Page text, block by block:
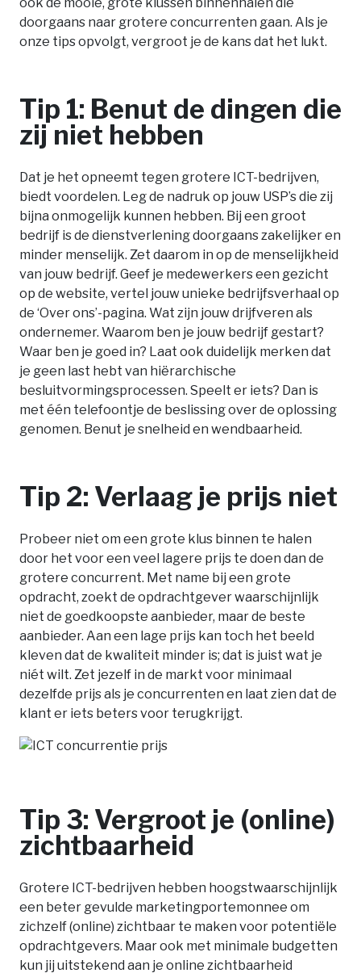
doorgaans naar grotere concurrenten gaan. Als je
onze tips opvolgt, vergroot je de kans dat het lukt.
Tip 1: Benut de dingen die
zij niet hebben
Dat je het opneemt tegen grotere ICT-bedrijven,
biedt voordelen. Leg de nadruk op jouw USP’s die zij
bijna onmogelijk kunnen hebben. Bij een groot
bedrijf is de dienstverlening doorgaans zakelijker en
minder menselijk. Zet daarom in op de menselijkheid
van jouw bedrijf. Geef je medewerkers een gezicht
op de website, vertel jouw unieke bedrijfsverhaal op
de ‘Over ons’-pagina. Wat zijn jouw drijfveren als
ondernemer. Waarom ben je jouw bedrijf gestart?
Waar ben je goed in? Laat ook duidelijk merken dat
je geen last hebt van hiërarchische
besluitvormingsprocessen. Speelt er iets? Dan is
met één telefoontje de beslissing over de oplossing
genomen. Benut je snelheid en wendbaarheid.
Tip 2: Verlaag je prijs niet
Probeer niet om een grote klus binnen te halen
door het voor een veel lagere prijs te doen dan de
grotere concurrent. Met name bij een grote
opdracht, zoekt de opdrachtgever waarschijnlijk
niet de goedkoopste aanbieder, maar de beste
aanbieder. Aan een lage prijs kan toch het beeld
kleven dat de kwaliteit minder is; dat is juist wat je
niét wilt. Zet jezelf in de markt voor minimaal
dezelfde prijs als je concurrenten en laat zien dat de
klant er iets beters voor terugkrijgt.
Tip 3: Vergroot je (online)
zichtbaarheid
Grotere ICT-bedrijven hebben hoogstwaarschijnlijk
een beter gevulde marketingportemonnee om
zichzelf (online) zichtbaar te maken voor potentiële
opdrachtgevers. Maar ook met minimale budgetten
kun jij uitstekend aan je online zichtbaarheid